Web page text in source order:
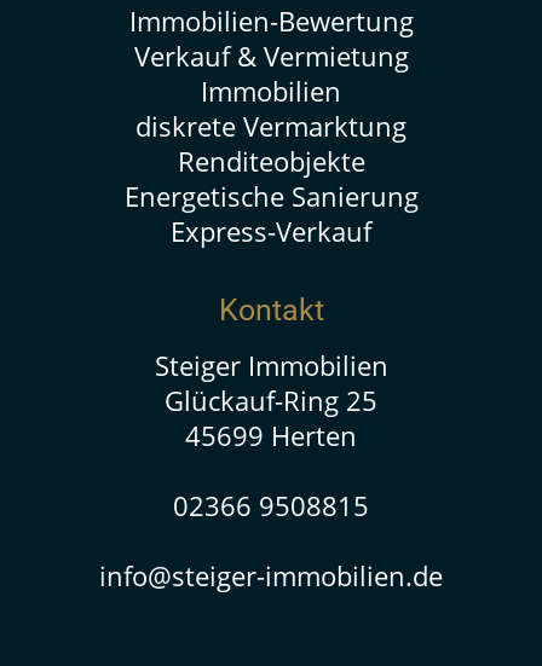
Immobilien-Bewertung
Verkauf & Vermietung
Immobilien
diskrete Vermarktung
Renditeobjekte
Energetische Sanierung
Express-Verkauf
Kontakt
Steiger Immobilien
Glückauf-Ring 25
45699 Herten
02366 9508815
info@steiger-immobilien.de